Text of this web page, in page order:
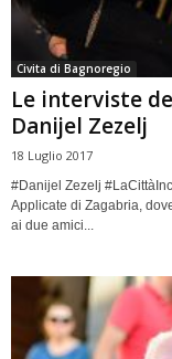
Civita di Bagnoregio
Le interviste
Danijel Zezelj
18 Luglio 2017
#Danijel Zezelj
Applicate di Zagabria,
ai due amici...